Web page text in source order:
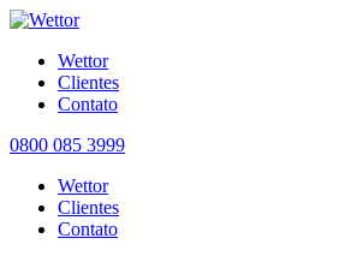
Wettor
Clientes
Contato
0800 085 3999
Wettor
Clientes
Contato